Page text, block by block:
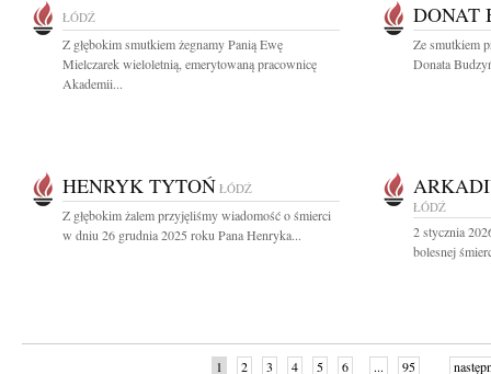
ŁÓDŹ
Z głębokim smutkiem żegnamy Panią Ewę
Mielczarek wieloletnią, emerytowaną pracownicę
Akademii...
DONAT
Ze smutkiem
Donata
HENRYK TYTOŃ ŁÓDŹ
Z głębokim żalem przyjęliśmy wiadomość o śmierci
w dniu 26 grudnia 2025 roku Pana Henryka...
ŁÓDŹ
2 stycznia
bolesnej
1 2 3 4 5 6 ... 95